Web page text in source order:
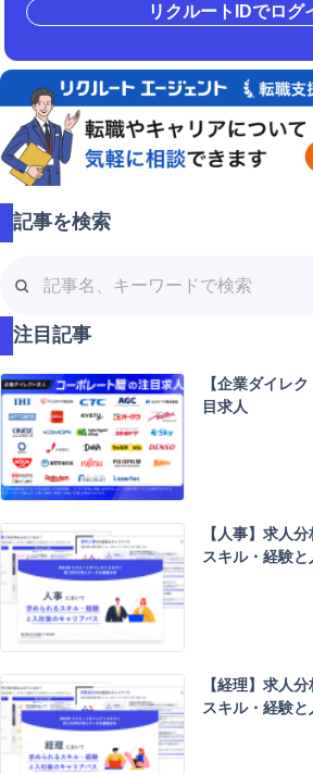
リクルートIDでログ
記事を検索
事
名
、
キ
ー
ワ
ド
で
検
索
注目記事
【企業ダイレ
目求人
【人事】求人
スキル・経験
【経理】求人
スキル・経験